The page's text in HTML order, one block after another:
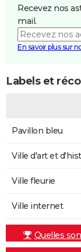
Recevez nos
mail.
En savoir plus sur
Labels et
Pavillon bleu
Ville d'art et
Ville fleurie
Ville internet
Quelles